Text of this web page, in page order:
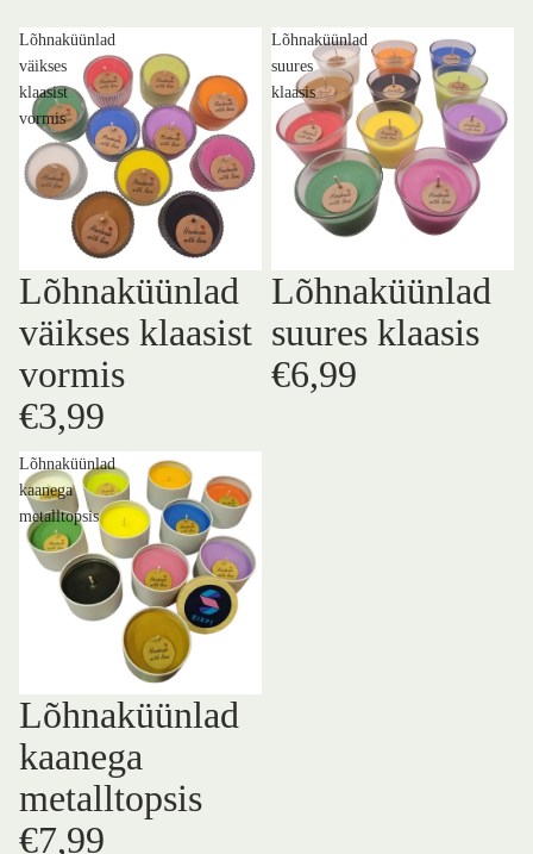
Lõhnaküünlad
väikses
klaasist
vormis
Lõhnaküünlad
väikses klaasist
vormis
€3,99
Lõhnaküünlad
suures
klaasis
Lõhnaküünlad
suures klaasis
€6,99
Lõhnaküünlad
kaanega
metalltopsis
Lõhnaküünlad
kaanega
metalltopsis
€7,99